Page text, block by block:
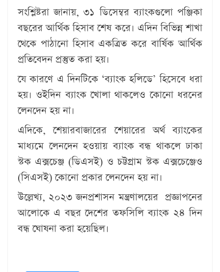
সংশ্লিষ্টরা জানায়, ৩১ ডিসেম্বর ব্যাংকগুলো পঞ্জিকা
বছরের আর্থিক হিসাব শেষ করে। এদিন বিভিন্ন শাখা
থেকে পাঠানো হিসাব একত্রিত করে বার্ষিক আর্থিক
প্রতিবেদন প্রস্তুত করা হয়।
যে কারণে এ দিনটিকে ‘ব্যাংক হলিডে’ হিসেবে ধরা
হয়। ওইদিন ব্যাংক খোলা থাকলেও কোনো ধরনের
লেনদেন হয় না।
এদিকে, শেয়ারবাজারের শেয়ারের অর্থ ব্যাংকের
মাধ্যমে লেনদেন হওয়ায় ব্যাংক বন্ধ থাকলে ঢাকা
স্টক এক্সচেঞ্জ (ডিএসই) ও চট্টগ্রাম স্টক এক্সচেঞ্জেও
(সিএসই) কোনো প্রকার লেনদেন হয় না।
উল্লেখ্য, ২০২৩ জনপ্রশাসন মন্ত্রণালয়ের প্রজ্ঞাপনের
আলোকে এ বছর দেশের তফসিলি ব্যাংক ২৪ দিন
বন্ধ ঘোষনা করা হয়েছিল।